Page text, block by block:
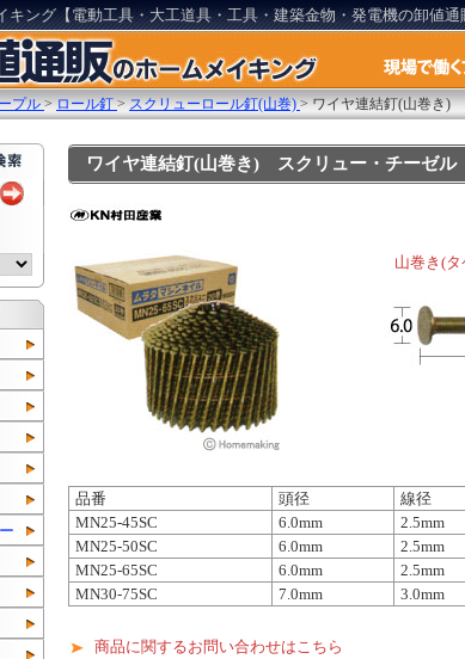
キング【電動工具・大工道具・工具・建築金物・発電機の卸値通
プル >ロール釘 >スクリューロール釘(山巻) >ワイヤ連結釘(山巻き)
ワイヤ連結釘(山巻き) スクリュー・チーゼ
山巻き(
品番 頭径 線径
MN25-45SC
6.0mm 2.5mm
MN25-50SC
6.0mm 2.5mm
MN25-65SC
6.0mm 2.5mm
MN30-75SC
7.0mm 3.0mm
商品に関するお問い合わせはこちら